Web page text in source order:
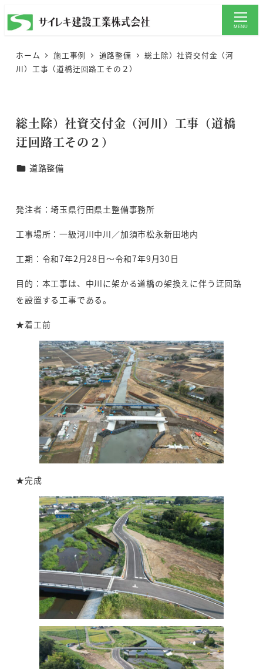
メ
イ
MENU
ホーム 施工事例 道路整備
総土除）社資交付金（河
川）工事（道橋迂回路工その２）
総土除）社資交付金（河川）工事（道橋
迂回路工その２）
種別道路整備
発注者：埼玉県行田県土整備事務所
工事場所：一級河川中川／加須市松永新田地内
工期：令和7年2月28日～令和7年9月30日
目的：本工事は、中川に架かる道橋の架換えに伴う迂回路
を設置する工事である。
★着工前
★完成